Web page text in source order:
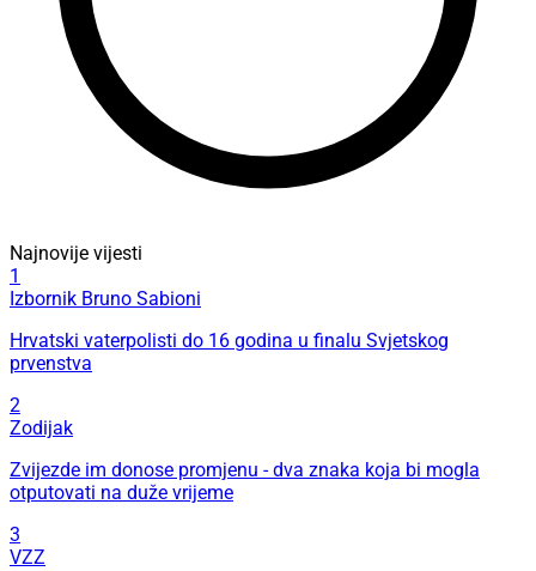
Najnovije vijesti
1
Izbornik Bruno Sabioni
Hrvatski vaterpolisti do 16 godina u finalu Svjetskog
prvenstva
2
Zodijak
Zvijezde im donose promjenu - dva znaka koja bi mogla
otputovati na duže vrijeme
3
VZZ